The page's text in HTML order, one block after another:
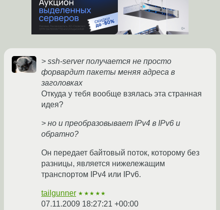
> ssh-server получается не просто
форвардит пакеты меняя адреса в
заголовках
Откуда у тебя вообще взялась эта странная
идея?
> но и преобразовывает IPv4 в IPv6 и
обратно?
Он передает байтовый поток, которому без
разницы, является нижележащим
транспортом IPv4 или IPv6.
tailgunner ★★★★★
07.11.2009 18:27:21 +00:00